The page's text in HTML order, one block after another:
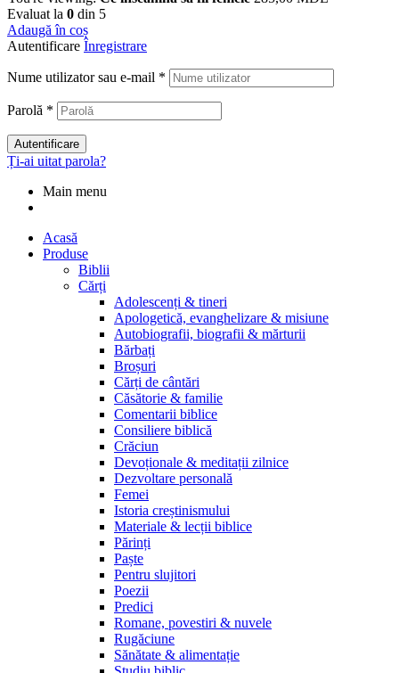
Evaluat la 0 din 5
Adaugă în coș
Autentificare Înregistrare
Nume utilizator sau e-mail *
Parolă *
Autentificare
Ți-ai uitat parola?
Main menu
Acasă
Produse
Biblii
Cărți
Adolescenți & tineri
Apologetică, evanghelizare & misiune
Autobiografii, biografii & mărturii
Bărbați
Broșuri
Cărți de cântări
Căsătorie & familie
Comentarii biblice
Consiliere biblică
Crăciun
Devoționale & meditații zilnice
Dezvoltare personală
Femei
Istoria creștinismului
Materiale & lecții biblice
Părinți
Paște
Pentru slujitori
Poezii
Predici
Romane, povestiri & nuvele
Rugăciune
Sănătate & alimentație